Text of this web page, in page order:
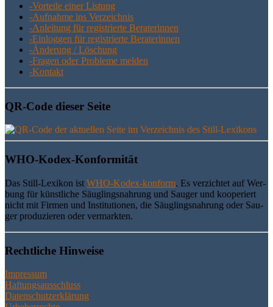
-Vor­tei­le einer Listung
-Auf­nah­me ins Verzeichnis
-Anlei­tung für regis­trier­te Beraterinnen
-Ein­log­gen für regis­trier­te Beraterinnen
-Ände­rung / Löschung
-Fra­gen oder Pro­ble­me melden
-Kon­takt
QR-Code die­ser Seite
WHO-Kodex-Kon­for­mi­tät
Das Still-Lexi­kon ist WHO-Kodex-kon­form. Es ver­zich­tet auf Wer­
bung für künst­li­che Säug­lings­nah­rung und Sau­ger und koope­riert
nicht mit Fir­men und Insti­tu­tio­nen, die Säug­lings­nah­rung oder Sau­
ger pro­du­zie­ren oder vermarkten.
Recht­li­che Hinweise
Impressum
Haftungsausschluss
Datenschutzerklärung